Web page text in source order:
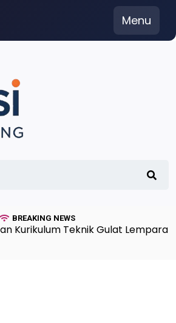
Menu
BREAKING NEWS
Teknik Gulat Lemparan